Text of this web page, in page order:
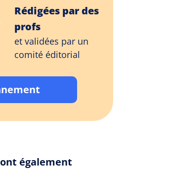
Rédigées par des
profs
et validées par un
comité éditorial
également